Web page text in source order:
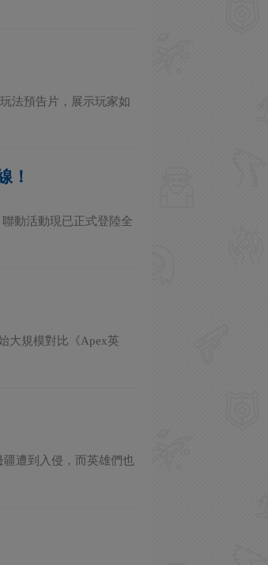
法預告片，展示玩家如
！
動活動現已正式登陸全
大規模對比《Apex英
遭到入侵，而英雄們也